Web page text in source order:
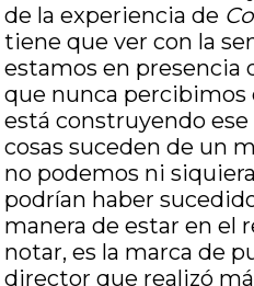
de la experiencia de
tiene que ver con la
estamos en presencia
que nunca percibimos
está construyendo
cosas suceden de un
no podemos ni
podrían haber
manera de estar en el
notar, es la marca de
director que realizó